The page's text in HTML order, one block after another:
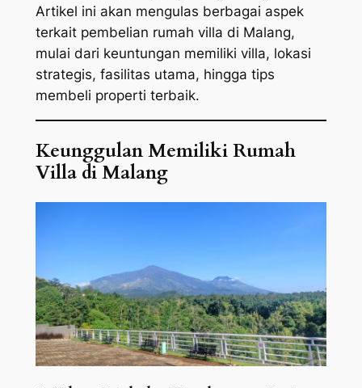
Artikel ini akan mengulas berbagai aspek
terkait pembelian rumah villa di Malang,
mulai dari keuntungan memiliki villa, lokasi
strategis, fasilitas utama, hingga tips
membeli properti terbaik.
Keunggulan Memiliki Rumah
Villa di Malang